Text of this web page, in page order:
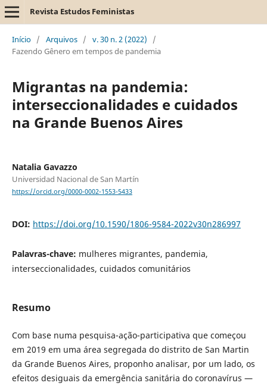
Revista Estudos Feministas
Início / Arquivos / v. 30 n. 2 (2022)
/
Fazendo Gênero em tempos de pandemia
Migrantas na pandemia:
interseccionalidades e cuidados
na Grande Buenos Aires
Natalia Gavazzo
Universidad Nacional de San Martín
https://orcid.org/0000-0002-1553-5433
DOI: https://doi.org/10.1590/1806-9584-2022v30n286997
Palavras-chave: mulheres migrantes, pandemia,
interseccionalidades, cuidados comunitários
Resumo
Com base numa pesquisa-ação-participativa que começou
em 2019 em uma área segregada do distrito de San Martin
da Grande Buenos Aires, proponho analisar, por um lado, os
efeitos desiguais da emergência sanitária do coronavírus —